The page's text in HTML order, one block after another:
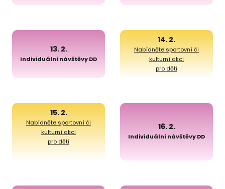
13. 2.
Individuální návštěvy DD
14. 2.
Nabídněte sportovní či
kulturní akci
pro děti
15. 2.
Nabídněte sportovní či
kulturní akci
pro děti
16. 2.
Individuální návštěvy DD